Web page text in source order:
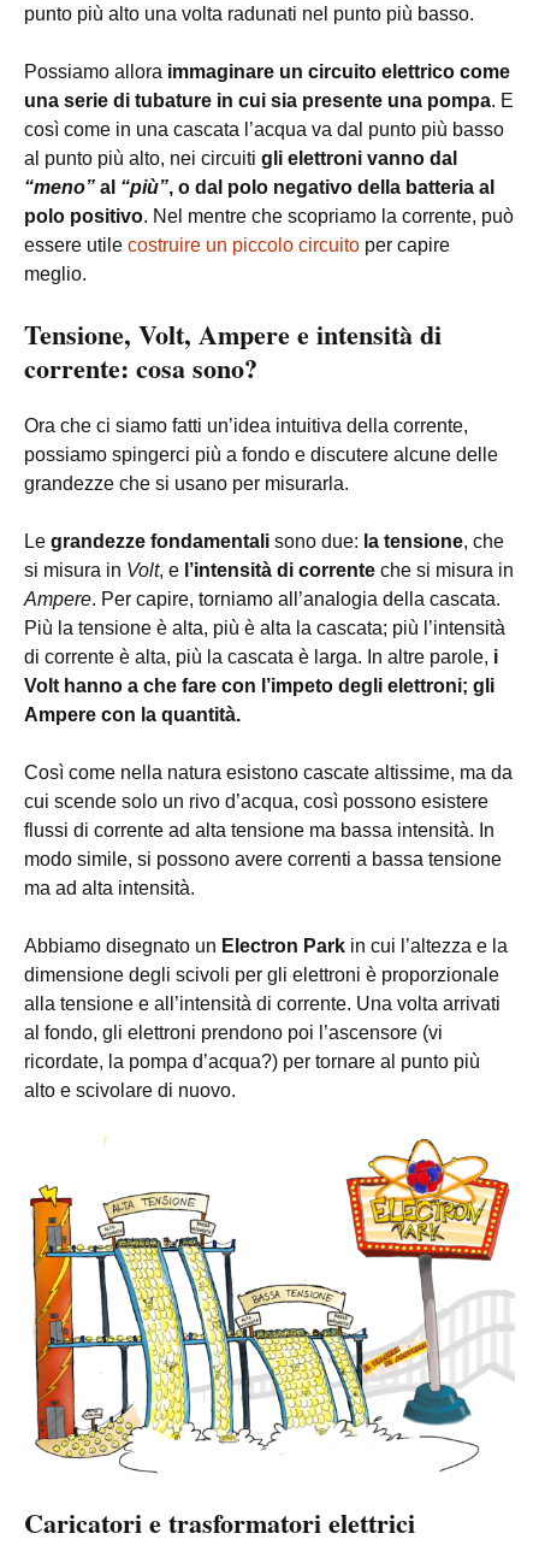
punto più alto una volta radunati nel punto più basso.
Possiamo allora immaginare un circuito elettrico come
una serie di tubature in cui sia presente una pompa. E
così come in una cascata l’acqua va dal punto più basso
al punto più alto, nei circuiti gli elettroni vanno dal
“meno” al “più”, o dal polo negativo della batteria al
polo positivo. Nel mentre che scopriamo la corrente, può
essere utile costruire un piccolo circuito per capire
meglio.
Tensione, Volt, Ampere e intensità di
corrente: cosa sono?
Ora che ci siamo fatti un’idea intuitiva della corrente,
possiamo spingerci più a fondo e discutere alcune delle
grandezze che si usano per misurarla.
Le grandezze fondamentali sono due: la tensione, che
si misura in Volt, e l’intensità di corrente che si misura in
Ampere. Per capire, torniamo all’analogia della cascata.
Più la tensione è alta, più è alta la cascata; più l’intensità
di corrente è alta, più la cascata è larga. In altre parole, i
Volt hanno a che fare con l’impeto degli elettroni; gli
Ampere con la quantità.
Così come nella natura esistono cascate altissime, ma da
cui scende solo un rivo d’acqua, così possono esistere
flussi di corrente ad alta tensione ma bassa intensità. In
modo simile, si possono avere correnti a bassa tensione
ma ad alta intensità.
Abbiamo disegnato un Electron Park in cui l’altezza e la
dimensione degli scivoli per gli elettroni è proporzionale
alla tensione e all’intensità di corrente. Una volta arrivati
al fondo, gli elettroni prendono poi l’ascensore (vi
ricordate, la pompa d’acqua?) per tornare al punto più
alto e scivolare di nuovo.
Caricatori e trasformatori elettrici